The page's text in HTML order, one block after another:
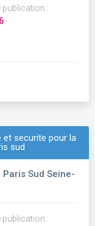
publication :
et securite pour la
sud
Sud Seine-
publication :